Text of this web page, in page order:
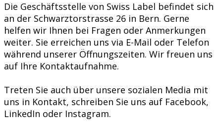
Die Geschäftsstelle von Swiss Label befindet sich
an der Schwarztorstrasse 26 in Bern. Gerne
helfen wir Ihnen bei Fragen oder Anmerkungen
weiter. Sie erreichen uns via E-Mail oder Telefon
während unserer Öffnungszeiten. Wir freuen uns
auf Ihre Kontaktaufnahme.
Treten Sie auch über unsere sozialen Media mit
uns in Kontakt, schreiben Sie uns auf Facebook,
LinkedIn oder Instagram.